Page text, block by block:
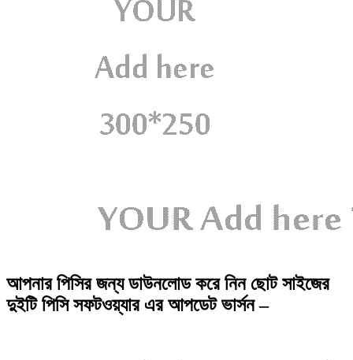
আপনার পিসির জন্য ডাউনলোড করে নিন ছোট সাইজের
দুইটি পিসি সফটওয়্যার এর আপডেট ভার্সন –